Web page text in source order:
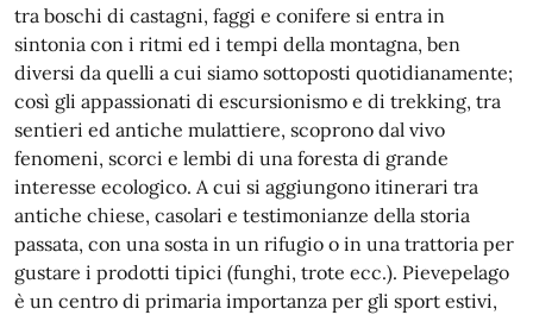
tra boschi di castagni, faggi e conifere si entra in
sintonia con i ritmi ed i tempi della montagna, ben
diversi da quelli a cui siamo sottoposti quotidianamente;
così gli appassionati di escursionismo e di trekking, tra
sentieri ed antiche mulattiere, scoprono dal vivo
fenomeni, scorci e lembi di una foresta di grande
interesse ecologico. A cui si aggiungono itinerari tra
antiche chiese, casolari e testimonianze della storia
passata, con una sosta in un rifugio o in una trattoria per
gustare i prodotti tipici (funghi, trote ecc.). Pievepelago
è un centro di primaria importanza per gli sport estivi,